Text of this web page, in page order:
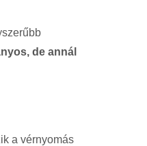
de annál
a vérnyomás